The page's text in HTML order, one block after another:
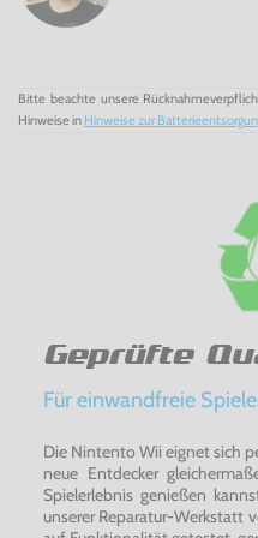
Bitte beachte unsere
Hinweise in Hinweise zur
Geprüfte
Für einwandfreie
Die Nintento Wii eignet sich
neue Entdecker
Spielerlebnis genießen
unserer Reparatur-Werkstatt